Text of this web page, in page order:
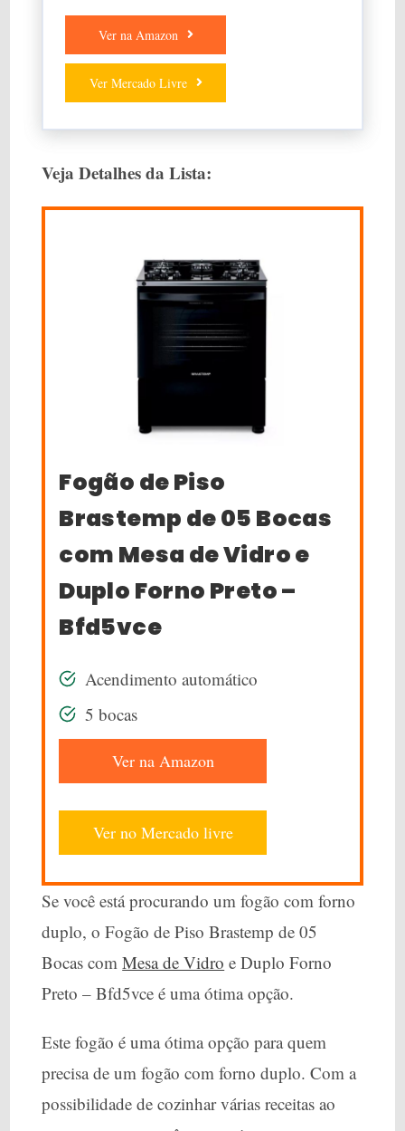
Ver na Amazon
Ver Mercado Livre
Veja Detalhes da Lista:
Fogão de Piso
Brastemp de 05 Bocas
com Mesa de Vidro e
Duplo Forno Preto –
Bfd5vce
Acendimento automático
5 bocas
Ver na Amazon
Ver no Mercado livre
Se você está procurando um fogão com forno
duplo, o Fogão de Piso Brastemp de 05
Bocas comMesa de Vidro e Duplo Forno
Preto – Bfd5vce é uma ótima opção.
Este fogão é uma ótima opção para quem
precisa de um fogão com forno duplo. Com a
possibilidade de cozinhar várias receitas ao